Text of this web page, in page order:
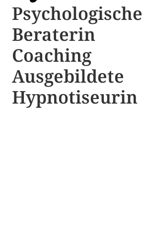
Psychologische ​​
Beraterin
Coaching
Ausgebildete​ ​
Hypnotiseurin